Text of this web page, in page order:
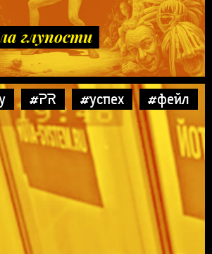
глупости
#PR #успех #фейл